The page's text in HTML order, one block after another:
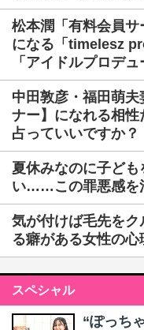
松本潤「有料会員
になる「timelesz
「アイドルプロデ
中田敦彦・福田萌
ナー】になれる相
占っていいですか？
夏休みなのに子ど
い……この罪悪感を
気が付けば毛先を
る癖がある女性の心
スペシャル
“ぽっち